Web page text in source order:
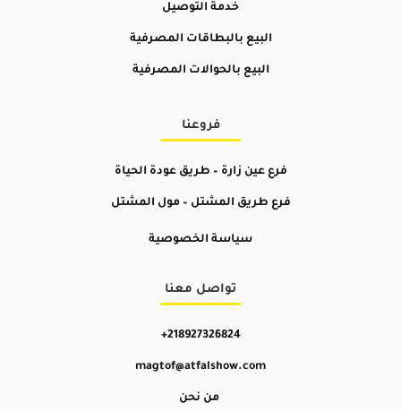
خدمة التوصيل
البيع بالبطاقات المصرفية
البيع بالحوالات المصرفية
فروعنا
فرع عين زارة – طريق عودة الحياة
فرع طريق المشتل –مول المشتل
سياسة الخصوصية
تواصل معنا
+218927326824
magtof@atfalshow.com
من نحن